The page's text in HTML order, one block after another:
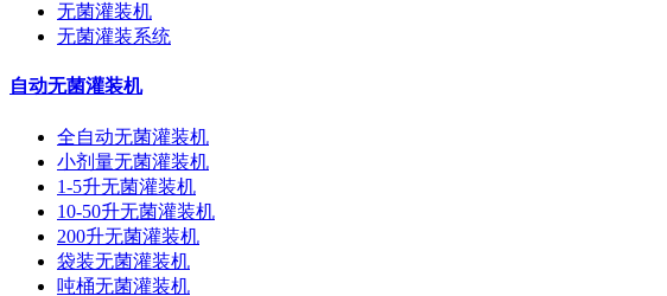
无菌灌装机
无菌灌装系统
自动无菌灌装机
全自动无菌灌装机
小剂量无菌灌装机
1-5升无菌灌装机
10-50升无菌灌装机
200升无菌灌装机
袋装无菌灌装机
吨桶无菌灌装机